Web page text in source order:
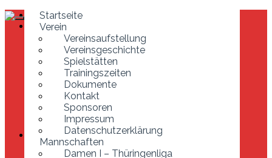
Startseite
Verein
Vereinsaufstellung
Vereinsgeschichte
Spielstätten
Trainingszeiten
Dokumente
Kontakt
Sponsoren
Impressum
Datenschutzerklärung
Mannschaften
Damen I – Thüringenliga
Startseite
Verein
Vereinsaufstellung
Vereinsgeschichte
Spielstätten
Trainingszeiten
Dokumente
Kontakt
Sponsoren
Impressum
Datenschutzerklärung
Mannschaften
Damen I – Thüringenliga